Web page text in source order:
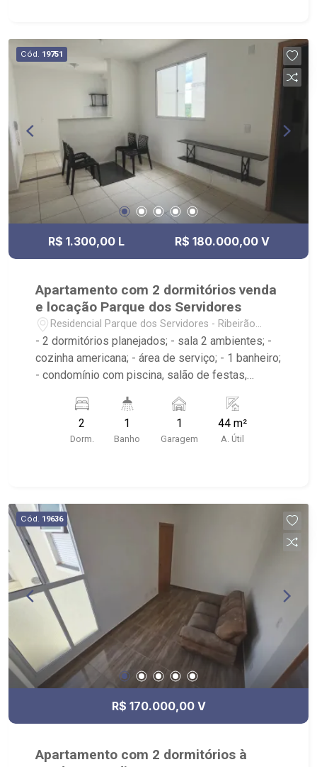
Cód. 19751
R$ 1.300,00 L R$ 180.000,00 V
Apartamento com 2 dormitórios venda
e locação Parque dos Servidores
Residencial Parque dos Servidores - Ribeirão
Preto/SP
- 2 dormitórios planejados; - sala 2 ambientes; -
cozinha americana; - área de serviço; - 1 banheiro;
- condomínio com piscina, salão de festas,
Supermercado Lacerda, Praça do Zé Mario; -
Ribeirão Imóveis, referência em venda, compra e
locação. - Sinta-se em casa na Ribeirão Imóveis,
Zona Sul, Zona Leste, Centro e Bonfim Paulista; -
para Venda, Compra e Locação, imobiliária é
Ribeirão Imóveis - sede na Av. Professor João
Fiusa;
2
Dorm.
1
Banho
1
Garagem
44 m²
A. Útil
Cód. 19636
R$ 170.000,00 V
Apartamento com 2 dormitórios à